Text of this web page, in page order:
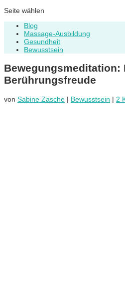
Seite wählen
Blog
Massage-Ausbildung
Gesundheit
Bewusstsein
Bewegungsmeditation:
Berührungsfreude
von Sabine Zasche | Bewusstsein | 2